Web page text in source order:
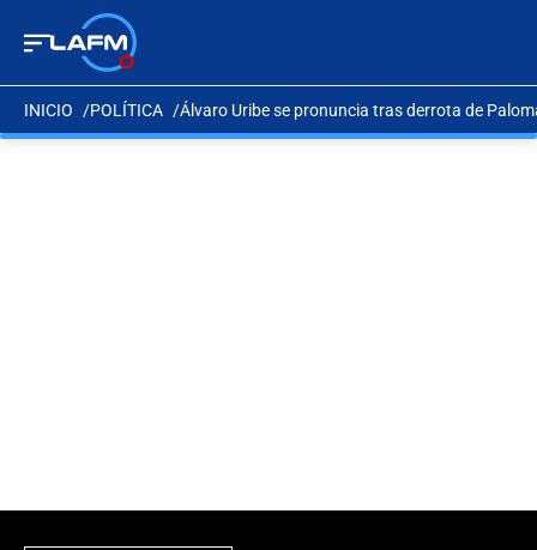
INICIO POLÍTICA Álvaro Uribe se pronuncia tras derrota de